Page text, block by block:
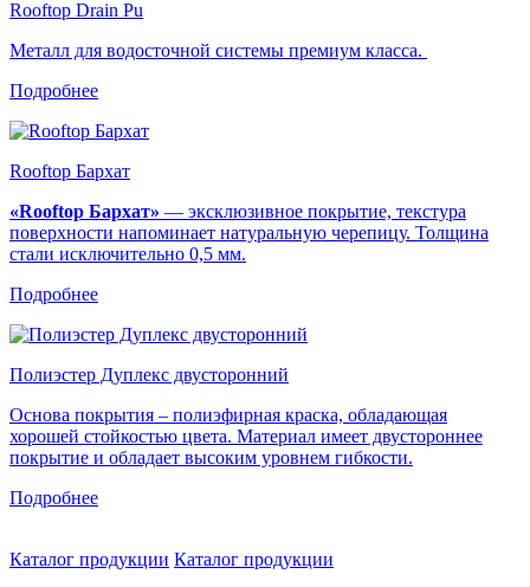
Rooftop Drain Pu
Металл для водосточной системы премиум класса.
Подробнее
Rooftop Бархат
«Rooftop Бархат» — эксклюзивное покрытие, текстура
поверхности напоминает натуральную черепицу. Толщина
стали исключительно 0,5 мм.
Подробнее
Полиэстер Дуплекс двусторонний
Основа покрытия – полиэфирная краска, обладающая
хорошей стойкостью цвета. Материал имеет двустороннее
покрытие и обладает высоким уровнем гибкости.
Подробнее
Каталог продукции Каталог продукции